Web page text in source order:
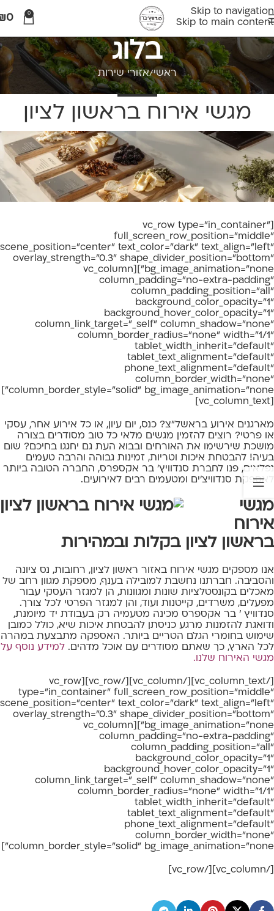
Skip to navigation
Skip to main content
0
0
בלוג
ראשי אזורי שירות
אזורי שירות
מגשי אירוח בראשון לציון
[vc_row type="in_container"
full_screen_row_position="middle"
scene_position="center" text_color="dark" text_align="left"
overlay_strength="0.3" shape_divider_position="bottom"
bg_image_animation="none"][vc_column
column_padding="no-extra-padding"
column_padding_position="all"
background_color_opacity="1"
background_hover_color_opacity="1"
column_link_target="_self" column_shadow="none"
column_border_radius="none" width="1/1"
tablet_width_inherit="default"
tablet_text_alignment="default"
phone_text_alignment="default"
column_border_width="none"
column_border_style="solid" bg_image_animation="none"]
מארגנים אירוע בראשל"צ? כנס, יום עיון, או כל אירוע אחר, עסקי
או פרטי? רוצים להזמין מגשים מלאי כל טוב מסודרים בצורה
מושכת שירשימו את האורחים ובבוא העת גם יחגגו בחיכם? שום
בעיה! להבטחת איכות וטריות, זמינות גבוהה והרבה טעמים
נפלאים, פנו לחברת סנדוויץ' בר אקספרס, החברה הטובה ביותר
לאספקת סנדוויצ'ים ומטעמים רבים לאירועים.
מגשי
אירוח
בראשון לציון בקלות ובמהירות
אנו מספקים מגשי אירוח באזור ראשון לציון, רחובות, נס ציונה
והסביבה. חברתנו נחשבת למובילה בענף, מספקת מגוון רחב של
מאכלים בקונסטלציות שונות ומגוונות, הן למגזר העסקי עבור
מפעלים, משרדים, קייטנות ועוד, והן למגזר הפרטי לכל צורך.
סנדוויץ ' בר אקספרס מכינה מטעמיה רק בעבודת יד מיומנת,
ודואגת להזמנות מרגע כניסתן להבטחת איכות שיא, כולל כמובן
שימוש בחומרי הגלם הטריים ביותר. האספקה מתבצעת במהרה
לכל הארץ, כך שאתם מסודרים עם אוכל מדהים. למידע נוסף על
מגשי האירוח שלנו.
[/vc_column_text][/vc_column][/vc_row][vc_row
type="in_container" full_screen_row_position="middle"
scene_position="center" text_color="dark" text_align="left"
overlay_strength="0.3" shape_divider_position="bottom"
bg_image_animation="none"][vc_column
column_padding="no-extra-padding"
column_padding_position="all"
background_color_opacity="1"
background_hover_color_opacity="1"
column_link_target="_self" column_shadow="none"
column_border_radius="none" width="1/1"
tablet_width_inherit="default"
tablet_text_alignment="default"
phone_text_alignment="default"
column_border_width="none"
column_border_style="solid" bg_image_animation="none"]
[/vc_column][/vc_row]